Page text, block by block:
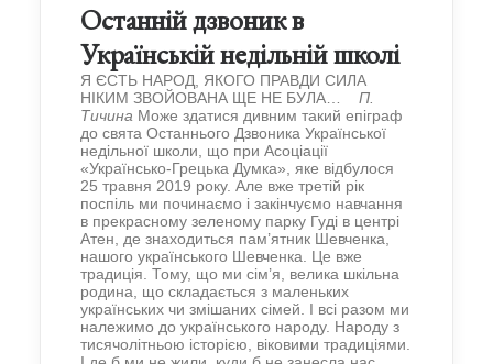
Останній дзвоник в
Українській недільній школі
Я ЄСТЬ НАРОД, ЯКОГО ПРАВДИ СИЛА
НІКИМ ЗВОЙОВАНА ЩЕ НЕ БУЛА…
П.
Тичина Може здатися дивним такий епіграф
до свята Останнього Дзвоника Української
недільної школи, що при Асоціації
«Українсько-Грецька Думка», яке відбулося
25 травня 2019 року. Але вже третій рік
поспіль ми починаємо і закінчуємо навчання
в прекрасному зеленому парку Гуді в центрі
Атен, де знаходиться пам’ятник Шевченка,
нашого українського Шевченка. Це вже
традиція. Тому, що ми сім’я, велика шкільна
родина, що складається з маленьких
українських чи змішаних сімей. І всі разом ми
належимо до українського народу. Народу з
тисячолітньою історією, віковими традиціями.